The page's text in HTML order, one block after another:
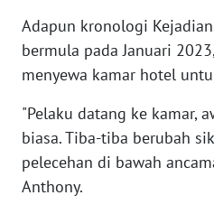
Adapun kronologi
bermula pada Januari
menyewa kamar hotel
"Pelaku datang ke kamar,
biasa. Tiba-tiba berubah
pelecehan di bawah
Anthony.
WN
SULTENG
WN
SULBAR
WN